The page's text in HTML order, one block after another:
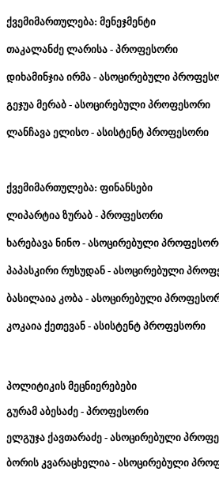
ქვემიმართულება: მენეჯმენტი
თაკალანძე ლარისა - პროფესორი
დიხამინჯია ირმა - ასოცირებული
გეჯუა მერაბ - ასოცირებული პროფესორი
ლანჩავა ელისო - ასისტენტ პროფესორი
ქვემიმართულება: ფინანსები
ლიპარტია ზურაბ - პროფესორი
ხარებავა ნინო - ასოცირებული
პაპასკირი რუსუდან - ასოცირებული
ბასილაია კობა - ასოცირებული
კოკაია ქეთევან - ასისტენტ პროფესორი
პოლიტიკის მეცნიერებები
გურამ აბესაძე - პროფესორი
ელგუჯა ქავთარაძე - ასოცირებული
ბორის კვარაცხელია - ასოცირებული